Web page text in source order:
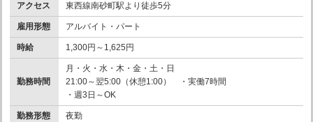
アクセス 東西線南砂町駅より徒歩5分
雇用形態 アルバイト・パート
時給 1,300円～1,625円
勤務時間
月・火・水・木・金・土・日
21:00～翌5:00（休憩1:00） ・実働7時間
・週3日～OK
勤務形態 夜勤